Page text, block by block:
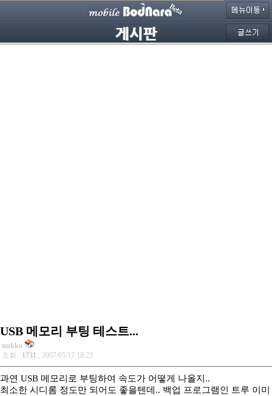
USB 메모리 부팅 테스트...
nukko
조회 : 1731 , 2007/05/17 18:23
과연 USB 메모리로 부팅하여 속도가 어떻게 나올지..
최소한 시디롬 정도만 되어도 좋을텐데.. 백업 프로그램인 트루 이미